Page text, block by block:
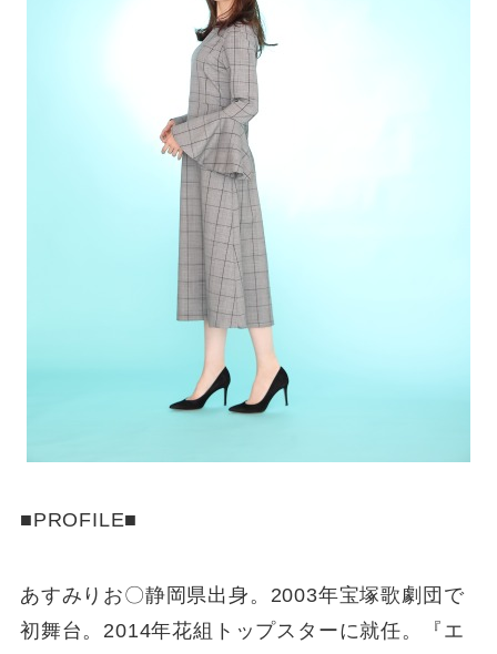
■PROFILE■
あすみりお〇静岡県出身。2003年宝塚歌劇団で
初舞台。2014年花組トップスターに就任。『エ